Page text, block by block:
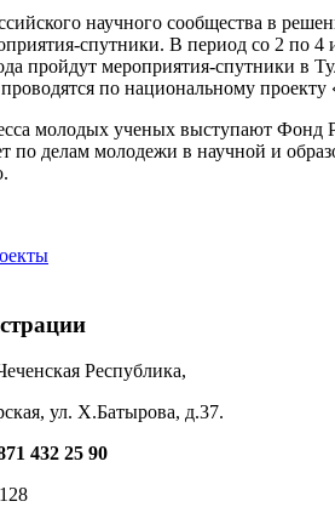
научного сообщества в
спутники. В период со 2 по
пройдут мероприятия-спутники в
по национальному
молодых ученых выступают Фонд
по делам молодежи в научной и
Республика,
ул. Х.Батырова, д.37.
432 25 90